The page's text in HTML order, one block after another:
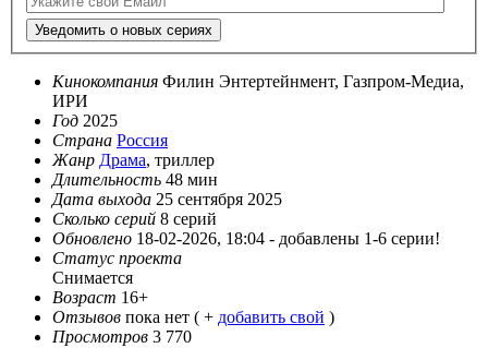
Уведомить о новых сериях
Кинокомпания Филин Энтертейнмент, Газпром-Медиа,
ИРИ
Год 2025
Страна Россия
Жанр Драма, триллер
Длительность 48 мин
Дата выхода 25 сентября 2025
Сколько серий 8 серий
Обновлено 18-02-2026, 18:04 - добавлены 1-6 серии!
Статус проекта
Снимается
Возраст 16+
Отзывов пока нет ( + добавить свой )
Просмотров 3 770